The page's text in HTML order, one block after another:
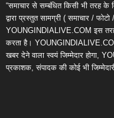
“समाचार से सम्बंधित किसी भी तरह के
द्वारा प्रस्तुत सामग्री ( समाचार /
YOUNGINDIALIVE.COM इस तरह
करता है।
खबर देने वाला स्वयं जिम्मेदार होगा,
प्रकाशक, संपादक की कोई भी जिम्मेदारी